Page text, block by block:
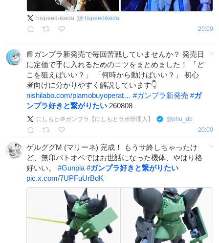
hispeed-ikeda @ Hispeedikeda
20:09
📘ガンプラ新発売で毎回苦戦していませんか？ 発売日
に定価で手に入れるためのコツをまとめました！ 「ど
こを狙えばいい？」 「何時から動けばいい？」 初心
者向けに分かりやすく解説しています👇
nishilabo.com/plamobuyoperat… #ガンプラ新発売 #ガ
ンプラ好きと繋がりたい 260808
にしもと＠ガンプラ【にしもとラボ管理人】 @phu_dp
20:00
ゲルググM (マリーネ) 完成！ もうサ終しちゃったけ
ど、無印バトオペではお世話になった機体、やはり格
好いい。 #Gunpla #ガンプラ好きと繋がりたい
pic.x.com/7UPFuUrBdK